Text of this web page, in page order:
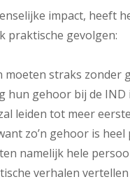
impact, heeft
praktische gevolgen:
moeten straks zonder
hun gehoor bij de IND
leiden tot meer eerste
zo’n gehoor is heel
namelijk hele
verhalen